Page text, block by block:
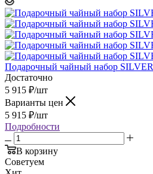
Подарочный чайный набор SILVER
Достаточно
5 915 ₽/шт
Варианты цен
5 915 ₽/шт
Подробности
В корзину
Советуем